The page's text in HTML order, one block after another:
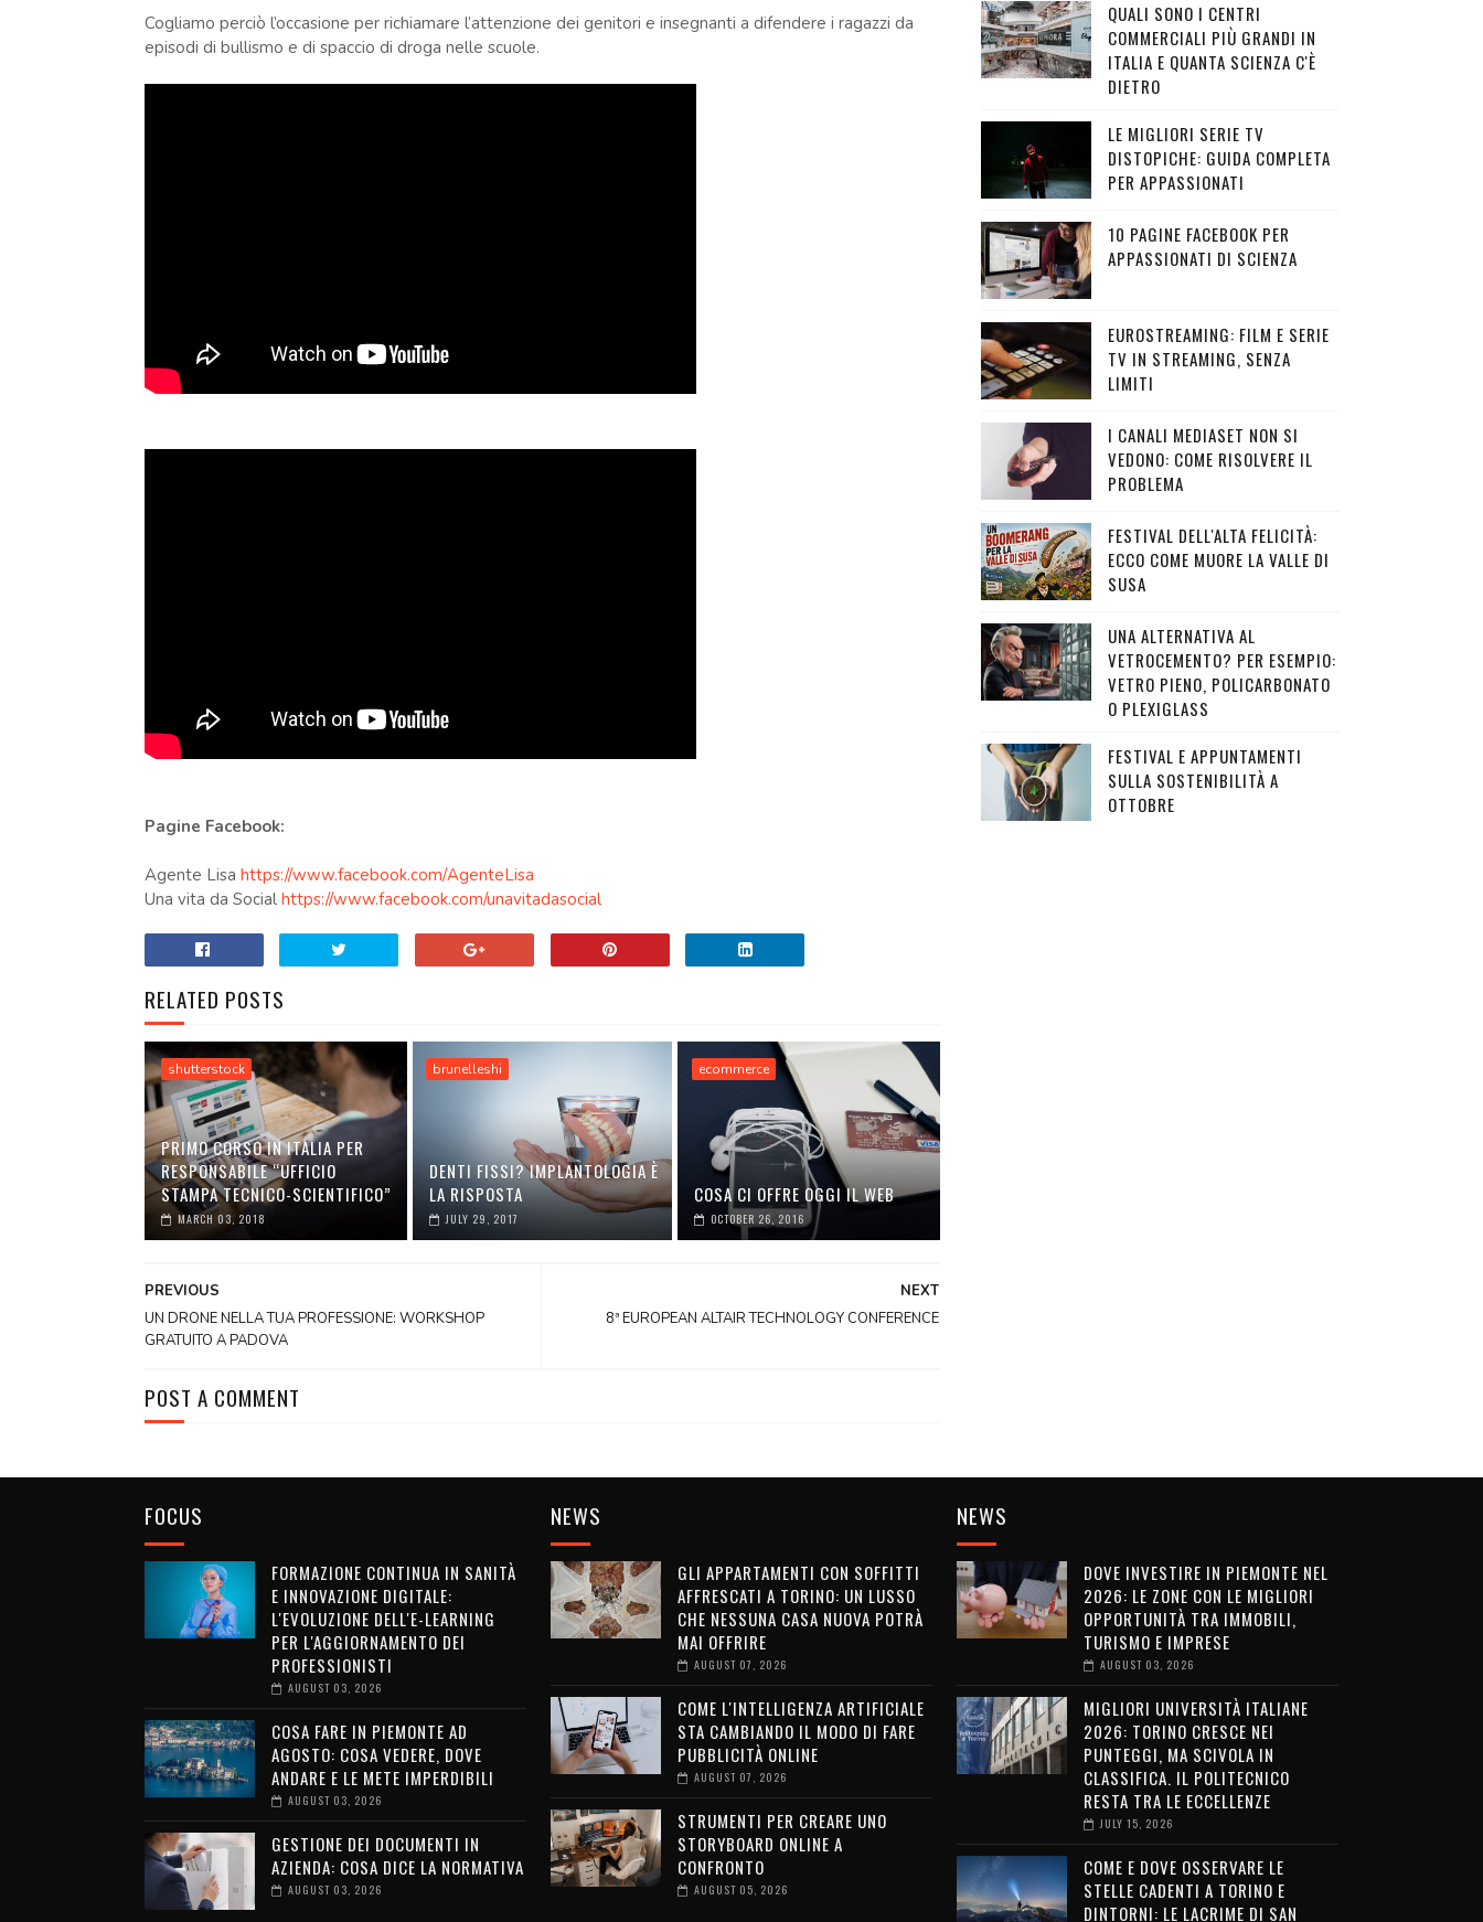
Cogliamo perciò l’occasione per richiamare l’attenzione dei genitori e insegnanti a difendere i ragazzi da
episodi di bullismo e di spaccio di droga nelle scuole.
Pagine Facebook:
Agente Lisa https://www.facebook.com/AgenteLisa
Una vita da Social https://www.facebook.com/unavitadasocial
RELATED POSTS
shutterstock
PRIMO CORSO IN ITALIA PER
RESPONSABILE “UFFICIO
STAMPA TECNICO-SCIENTIFICO”
MARCH 03, 2018
brunelleshi
DENTI FISSI? IMPLANTOLOGIA È
LA RISPOSTA
JULY 29, 2017
ecommerce
COSA CI OFFRE OGGI IL WEB
OCTOBER 26, 2016
NEXT
8ª EUROPEAN ALTAIR TECHNOLOGY CONFERENCE
PREVIOUS
UN DRONE NELLA TUA PROFESSIONE: WORKSHOP
GRATUITO A PADOVA
POST A COMMENT
QUALI SONO I CENTRI
COMMERCIALI PIÙ GRANDI IN
ITALIA E QUANTA SCIENZA C'È
DIETRO
LE MIGLIORI SERIE TV
DISTOPICHE: GUIDA COMPLETA
PER APPASSIONATI
10 PAGINE FACEBOOK PER
APPASSIONATI DI SCIENZA
EUROSTREAMING: FILM E SERIE
TV IN STREAMING, SENZA
LIMITI
I CANALI MEDIASET NON SI
VEDONO: COME RISOLVERE IL
PROBLEMA
FESTIVAL DELL'ALTA FELICITÀ:
ECCO COME MUORE LA VALLE DI
SUSA
UNA ALTERNATIVA AL
VETROCEMENTO? PER ESEMPIO:
VETRO PIENO, POLICARBONATO
O PLEXIGLASS
FESTIVAL E APPUNTAMENTI
SULLA SOSTENIBILITÀ A
OTTOBRE
FOCUS
FORMAZIONE CONTINUA IN SANITÀ
E INNOVAZIONE DIGITALE:
L'EVOLUZIONE DELL'E-LEARNING
PER L'AGGIORNAMENTO DEI
PROFESSIONISTI
AUGUST 03, 2026
COSA FARE IN PIEMONTE AD
AGOSTO: COSA VEDERE, DOVE
ANDARE E LE METE IMPERDIBILI
AUGUST 03, 2026
GESTIONE DEI DOCUMENTI IN
AZIENDA: COSA DICE LA NORMATIVA
AUGUST 03, 2026
NEWS
GLI APPARTAMENTI CON SOFFITTI
AFFRESCATI A TORINO: UN LUSSO
CHE NESSUNA CASA NUOVA POTRÀ
MAI OFFRIRE
AUGUST 07, 2026
COME L'INTELLIGENZA ARTIFICIALE
STA CAMBIANDO IL MODO DI FARE
PUBBLICITÀ ONLINE
AUGUST 07, 2026
STRUMENTI PER CREARE UNO
STORYBOARD ONLINE A
CONFRONTO
AUGUST 05, 2026
NEWS
DOVE INVESTIRE IN PIEMONTE NEL
2026: LE ZONE CON LE MIGLIORI
OPPORTUNITÀ TRA IMMOBILI,
TURISMO E IMPRESE
AUGUST 03, 2026
MIGLIORI UNIVERSITÀ ITALIANE
2026: TORINO CRESCE NEI
PUNTEGGI, MA SCIVOLA IN
CLASSIFICA. IL POLITECNICO
RESTA TRA LE ECCELLENZE
JULY 15, 2026
COME E DOVE OSSERVARE LE
STELLE CADENTI A TORINO E
DINTORNI: LE LACRIME DI SAN